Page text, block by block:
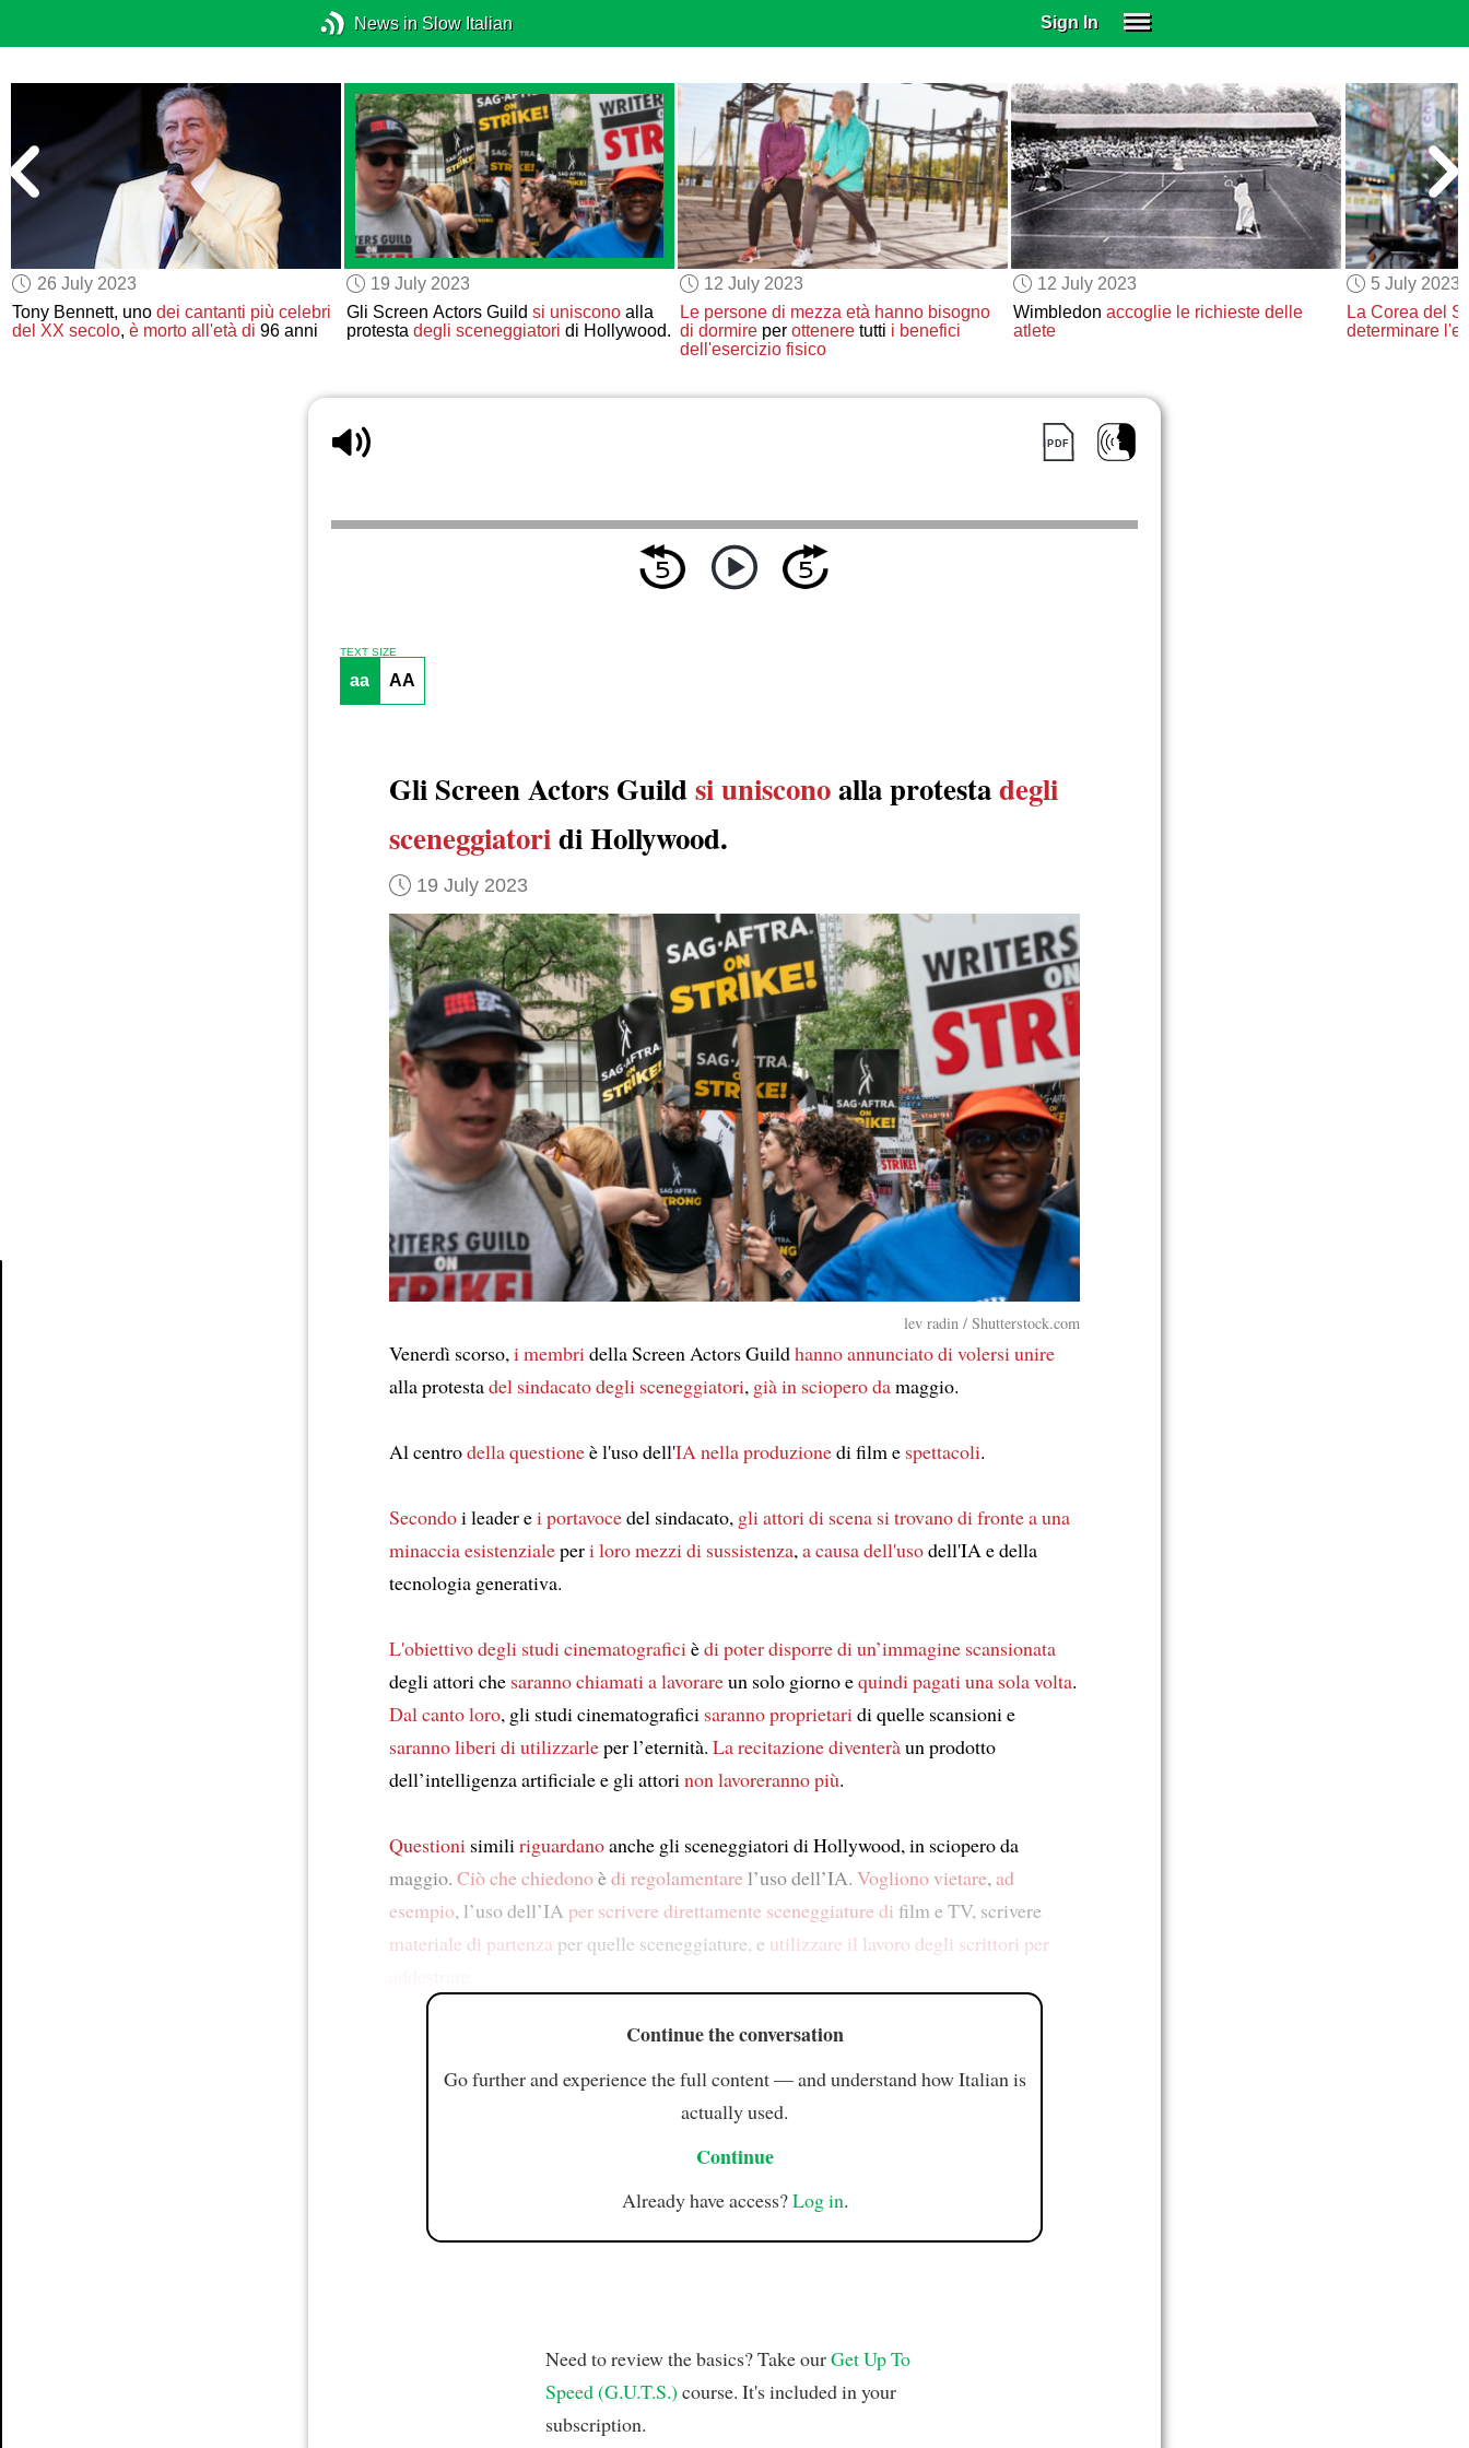
News in Slow Italian Sign In
SUBSCRIBE
EDUCATIONAL LICENSES
GIFT CARDS
OTHER LANGUAGES
ABOUT US
ALEXA
ADJUST COLORS
26 July 2023
Tony Bennett, unodei cantanti più celebri
del XX secolo,è morto all'età di 96 anni
19 July 2023
Gli Screen Actors Guild si unisconoalla
protesta degli sceneggiatori di Hollywood.
12 July 2023
Le persone di mezza età hanno bisogno
di dormireper otteneretutti i benefici
dell'esercizio fisico
12 July 2023
Wimbledon accoglie le richieste delle
atlete
5 July 2023
La Corea del
determinare
TEXT SIZE
aa AA
Gli Screen Actors Guildsi unisconoalla protestadegli
sceneggiatoridi Hollywood.
19 July 2023
lev radin / Shutterstock.com
Venerdì scorso, i membri della Screen Actors Guildhanno annunciatodi volersi unire
alla protestadel sindacato degli sceneggiatori, già in scioperodamaggio.
Al centrodella questioneè l'uso dell'IA nella produzionedi film e spettacoli.
Secondoi leader ei portavocedel sindacato, gli attori di scena si trovano di fronte auna
minaccia esistenzialeperi loro mezzi di sussistenza, a causa dell'usodell'IA e della
tecnologia generativa.
L'obiettivodegli studi cinematografici èdi poter disporredi un’immagine scansionata
degli attori che saranno chiamati a lavorareun solo giorno equindi pagati una sola volta.
Dal canto loro, gli studi cinematografici saranno proprietari di quelle scansioni e
saranno liberi di utilizzarleper l’eternità. La recitazionediventeràun prodotto
dell’intelligenza artificiale e gli attori non lavoreranno più.
Questioni simili riguardanoanche gli sceneggiatori di Hollywood, in sciopero da
maggio. Ciò che chiedonoèdi regolamentarel’uso dell’IA. Vogliono vietare, ad
esempio, l’uso dell’IA per scrivere direttamente sceneggiature di film e TV, scrivere
materiale di partenza per quelle sceneggiature, e utilizzare il lavoro degli scrittori per
Continue the conversation
Go further and experience the full content — and understand how Italian is
actually used.
Continue
Already have access?Log in.
Need to review the basics? Take ourGet Up To
Speed (G.U.T.S.) course. It's included in your
subscription.